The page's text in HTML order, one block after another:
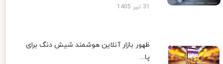
ظهور بازار آنلاین هوشمند شیش دنگ برای
پا...